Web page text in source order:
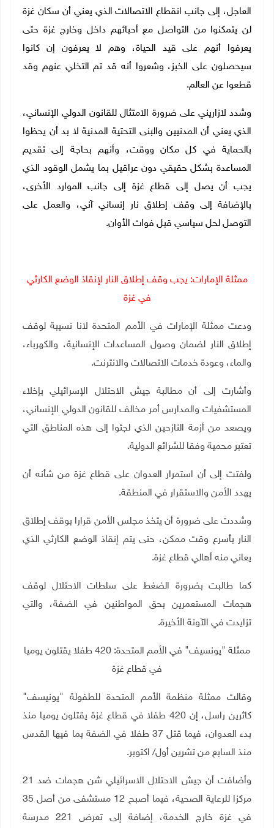
العاجل، إلى جانب انقطاع الاتصالات الذي يعني أن سكان غزة
لن يتمكنوا من التواصل مع أحبائهم داخل وخارج غزة حتى
يعرفوا أنهم على قيد الحياة، وهم لا يعرفون إن كانوا
سيحصلون على الخبز، وشعروا أنه قد تم التخلي عنهم وقد
قطعوا عن العالم.
وشدد لازاريني على ضرورة الامتثال للقانون الدولي الإنساني،
الذي يعني أن المدنيين والبنى التحتية المدنية لا بد أن يحظوا
بالحماية في كل مكان ووقت، وأنهم بحاجة إلى تقديم
المساعدة بشكل حقيقي دون عراقيل بما يشمل الوقود الذي
يجب أن يصل إلى قطاع غزة إلى جانب الموارد الأخرى،
بالإضافة إلى وقف إطلاق نار إنساني آني، والعمل على
التوصل لحل سياسي قبل فوات الأوان.
ممثلة الإمارات: يجب وقف إطلاق النار لإنقاذ الوضع الكارثي
في غزة
ودعت ممثلة الإمارات في الأمم المتحدة لانا نسيبة لوقف
إطلاق النار لضمان وصول المساعدات الإنسانية، والكهرباء،
والماء، وعودة خدمات الاتصالات والانترنت.
وأشارت إلى أن مطالبة جيش الاحتلال الإسرائيلي بإخلاء
المستشفيات والمدارس أمر مخالف للقانون الدولي الإنساني،
ويصعد من أزمة النازحين الذي لجئوا إلى هذه المناطق التي
تعتبر محمية وفقا للشرائع الدولية.
ولفتت إلى أن استمرار العدوان على قطاع غزة من شأنه أن
يهدد الأمن والاستقرار في المنطقة.
وشددت على ضرورة أن يتخذ مجلس الأمن قرارا بوقف إطلاق
النار بأسرع وقت ممكن، حتى يتم إنقاذ الوضع الكارثي الذي
يعاني منه أهالي قطاع غزة.
كما طالبت بضرورة الضغط على سلطات الاحتلال لوقف
هجمات المستعمرين بحق المواطنين في الضفة، والتي
تزايدت في الآونة الأخيرة.
ممثلة "يونسيف" في الأمم المتحدة: 420 طفلا يقتلون يوميا
في قطاع غزة
وقالت ممثلة منظمة الأمم المتحدة للطفولة "يونيسف"
كاثرين راسل، إن 420 طفلا في قطاع غزة يقتلون يوميا منذ
بدء العدوان، فيما قتل 37 طفلا في الضفة بما فيها القدس
منذ السابع من تشرين أول/ اكتوبر.
وأضافت أن جيش الاحتلال الاسرائيلي شن هجمات ضد 21
مركزا للرعاية الصحية، فيما أصبح 12 مستشفى من أصل 35
في غزة خارج الخدمة، إضافة إلى تعرض 221 مدرسة